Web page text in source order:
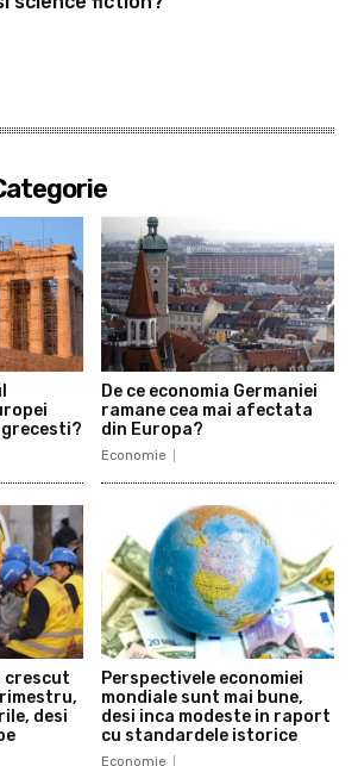
De ce economia Germaniei
ramane cea mai afectata
din Europa?
Economie
crescut
desi
Perspectivele economiei
mondiale sunt mai bune,
desi inca modeste in raport
cu standardele istorice
Economie